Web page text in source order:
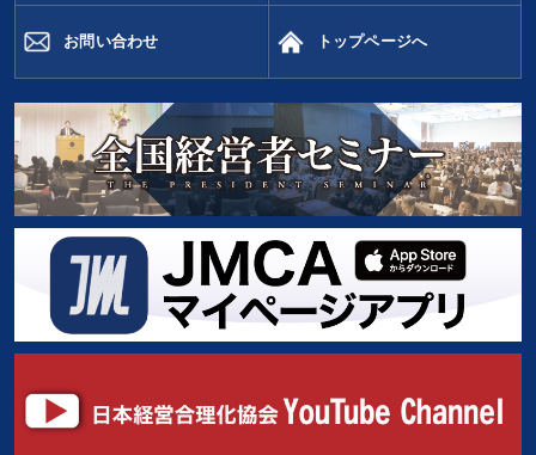
お問い合わせ トップページへ